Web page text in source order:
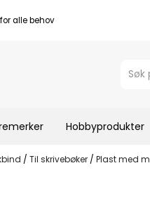
alle behov
Hobbyprodukter
/ Til skrivebøker / Plast med